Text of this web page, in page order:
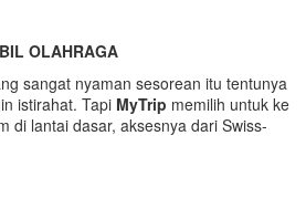
OLAHRAGA
sangat nyaman sesorean itu tentunya
istirahat. Tapi MyTrip memilih untuk ke
di lantai dasar, aksesnya dari Swiss-